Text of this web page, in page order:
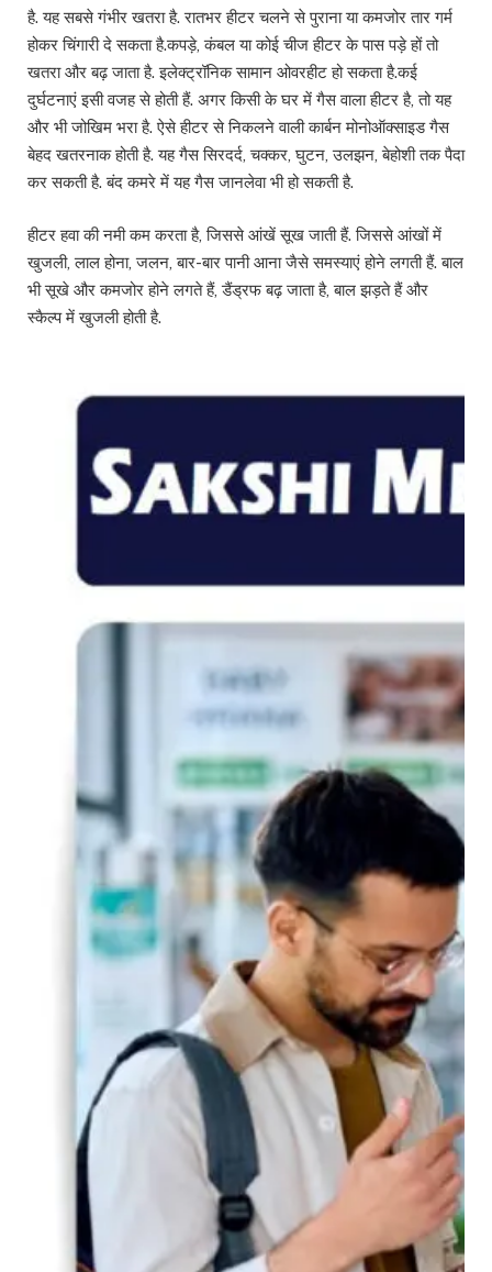
है. यह सबसे गंभीर खतरा है. रातभर हीटर चलने से पुराना या कमजोर तार गर्म
होकर चिंगारी दे सकता है.कपड़े, कंबल या कोई चीज हीटर के पास पड़े हों तो
खतरा और बढ़ जाता है. इलेक्ट्रॉनिक सामान ओवरहीट हो सकता है.कई
दुर्घटनाएं इसी वजह से होती हैं. अगर किसी के घर में गैस वाला हीटर है, तो यह
और भी जोखिम भरा है. ऐसे हीटर से निकलने वाली कार्बन मोनोऑक्साइड गैस
बेहद खतरनाक होती है. यह गैस सिरदर्द, चक्कर, घुटन, उलझन, बेहोशी तक पैदा
कर सकती है. बंद कमरे में यह गैस जानलेवा भी हो सकती है.
हीटर हवा की नमी कम करता है, जिससे आंखें सूख जाती हैं. जिससे आंखों में
खुजली, लाल होना, जलन, बार-बार पानी आना जैसे समस्याएं होने लगती हैं. बाल
भी सूखे और कमजोर होने लगते हैं, डैंड्रफ बढ़ जाता है, बाल झड़ते हैं और
स्कैल्प में खुजली होती है.